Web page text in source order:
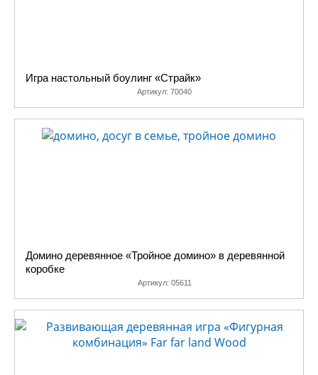
Игра настольный боулинг «Страйк»
Артикул: 70040
Домино деревянное «Тройное домино» в деревянной
коробке
Артикул: 05611